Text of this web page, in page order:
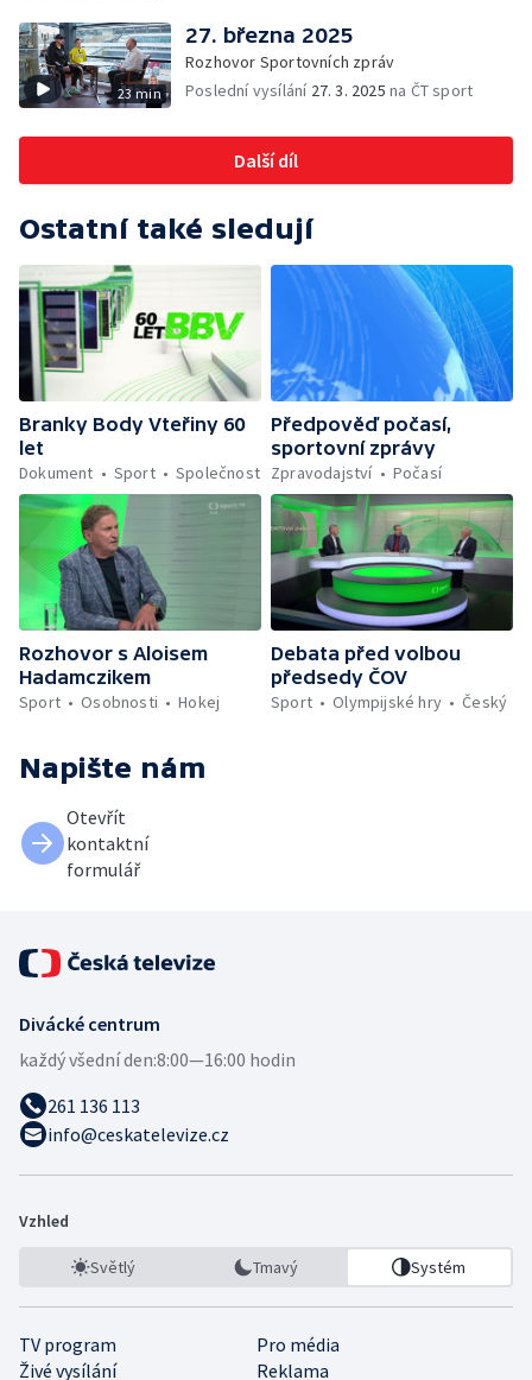
23 min
27. března 2025
Rozhovor Sportovních zpráv
Poslední vysílání 27. 3. 2025 na ČT sport
Další díl
Ostatní také sledují
Branky Body Vteřiny 60
let
Dokument
Sport Společnost
Předpověď počasí,
sportovní zprávy
Zpravodajství
Počasí
Rozhovor s Aloisem
Hadamczikem
Sport
Osobnosti Hokej
Debata před volbou
předsedy ČOV
Sport
Olympijské hry Český
Napište nám
Otevřít
kontaktní
formulář
Divácké centrum
každý všední den:8:00—16:00 hodin
261 136 113
info@ceskatelevize.cz
Vzhled
Světlý Tmavý Systém
TV program
Pro média
Živé vysílání
Reklama